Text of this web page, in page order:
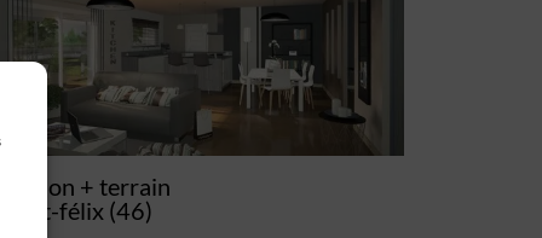
Maison + terrain
Saint-félix (46)